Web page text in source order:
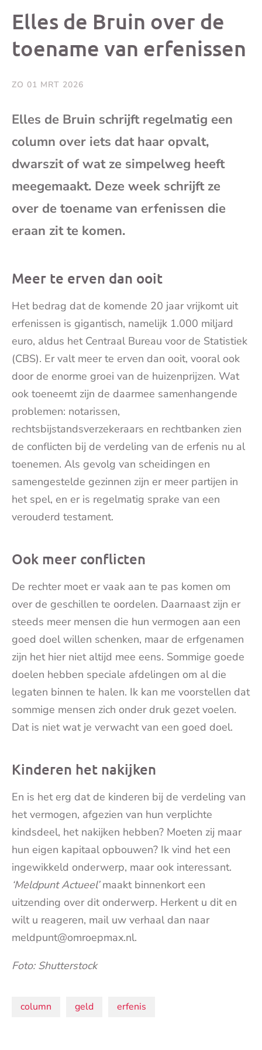
bericht bericht
Elles de Bruin over de
toename van erfenissen
ZO 01 MRT 2026
Elles de Bruin schrijft regelmatig een
column over iets dat haar opvalt,
dwarszit of wat ze simpelweg heeft
meegemaakt. Deze week schrijft ze
over de toename van erfenissen die
eraan zit te komen.
Meer te erven dan ooit
Het bedrag dat de komende 20 jaar vrijkomt uit
erfenissen is gigantisch, namelijk 1.000 miljard
euro, aldus het Centraal Bureau voor de Statistiek
(CBS). Er valt meer te erven dan ooit, vooral ook
door de enorme groei van de huizenprijzen. Wat
ook toeneemt zijn de daarmee samenhangende
problemen: notarissen,
rechtsbijstandsverzekeraars en rechtbanken zien
de conflicten bij de verdeling van de erfenis nu al
toenemen. Als gevolg van scheidingen en
samengestelde gezinnen zijn er meer partijen in
het spel, en er is regelmatig sprake van een
verouderd testament.
Ook meer conflicten
De rechter moet er vaak aan te pas komen om
over de geschillen te oordelen. Daarnaast zijn er
steeds meer mensen die hun vermogen aan een
goed doel willen schenken, maar de erfgenamen
zijn het hier niet altijd mee eens. Sommige goede
doelen hebben speciale afdelingen om al die
legaten binnen te halen. Ik kan me voorstellen dat
sommige mensen zich onder druk gezet voelen.
Dat is niet wat je verwacht van een goed doel.
Kinderen het nakijken
En is het erg dat de kinderen bij de verdeling van
het vermogen, afgezien van hun verplichte
kindsdeel, het nakijken hebben? Moeten zij maar
hun eigen kapitaal opbouwen? Ik vind het een
ingewikkeld onderwerp, maar ook interessant.
‘Meldpunt Actueel’maakt binnenkort een
uitzending over dit onderwerp. Herkent u dit en
wilt u reageren, mail uw verhaal dan naar
meldpunt@omroepmax.nl.
Foto: Shutterstock
Onderwerpen:
column geld erfenis